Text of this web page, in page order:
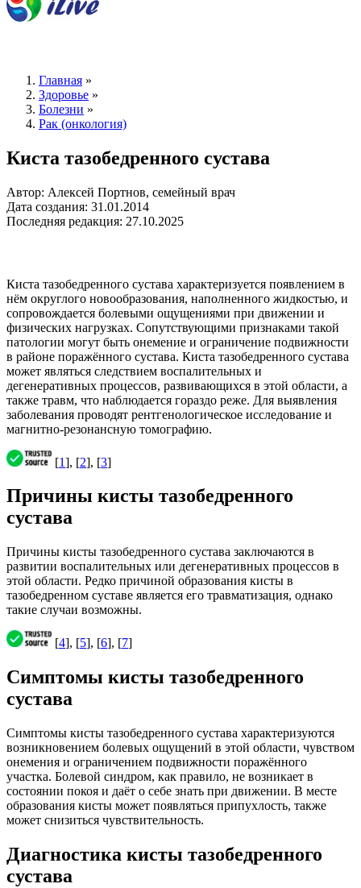
Главная »
Здоровье »
Болезни »
Рак (онкология)
Киста тазобедренного сустава
Автор: Алексей Портнов, семейный врач
Дата создания: 31.01.2014
Последняя редакция: 27.10.2025
Киста тазобедренного сустава характеризуется появлением в
нём округлого новообразования, наполненного жидкостью, и
сопровождается болевыми ощущениями при движении и
физических нагрузках. Сопутствующими признаками такой
патологии могут быть онемение и ограничение подвижности
в районе поражённого сустава. Киста тазобедренного сустава
может являться следствием воспалительных и
дегенеративных процессов, развивающихся в этой области, а
также травм, что наблюдается гораздо реже. Для выявления
заболевания проводят рентгенологическое исследование и
магнитно-резонансную томографию.
[1], [2], [3]
Причины кисты тазобедренного
сустава
Причины кисты тазобедренного сустава заключаются в
развитии воспалительных или дегенеративных процессов в
этой области. Редко причиной образования кисты в
тазобедренном суставе является его травматизация, однако
такие случаи возможны.
[4], [5], [6], [7]
Симптомы кисты тазобедренного
сустава
Симптомы кисты тазобедренного сустава характеризуются
возникновением болевых ощущений в этой области, чувством
онемения и ограничением подвижности поражённого
участка. Болевой синдром, как правило, не возникает в
состоянии покоя и даёт о себе знать при движении. В месте
образования кисты может появляться припухлость, также
может снизиться чувствительность.
Диагностика кисты тазобедренного
сустава